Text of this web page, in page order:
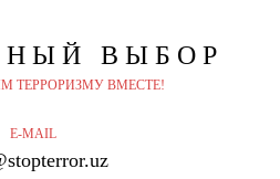
ВЫБОР
ТЕРРОРИЗМУ ВМЕСТЕ!
E-MAIL